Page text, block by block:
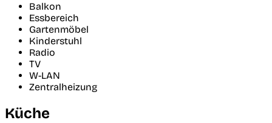
Balkon
Essbereich
Gartenmöbel
Kinderstuhl
Radio
TV
W-LAN
Zentralheizung
Küche